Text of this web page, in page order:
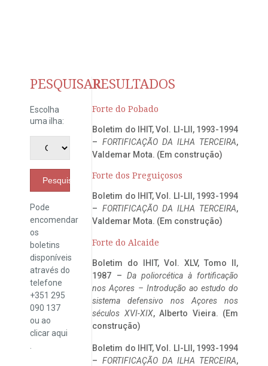
PESQUISAR
Escolha
uma ilha:
Pesquisar
Pode
encomendar
os
boletins
disponíveis
através do
telefone
+351 295
090 137
ou ao
clicaraqui
RESULTADOS
Forte do Pobado
Boletim do IHIT, Vol. LI-LII, 1993-1994
– FORTIFICAÇÃO DA ILHA TERCEIRA,
Valdemar Mota. (Em construção)
Forte dos Preguiçosos
Boletim do IHIT, Vol. LI-LII, 1993-1994
– FORTIFICAÇÃO DA ILHA TERCEIRA,
Valdemar Mota. (Em construção)
Forte do Alcaide
Boletim do IHIT, Vol. XLV, Tomo II,
1987 – Da poliorcética à fortificação
nos Açores – Introdução ao estudo do
sistema defensivo nos Açores nos
séculos XVI-XIX, Alberto Vieira. (Em
construção)
Boletim do IHIT, Vol. LI-LII, 1993-1994
– FORTIFICAÇÃO DA ILHA TERCEIRA,